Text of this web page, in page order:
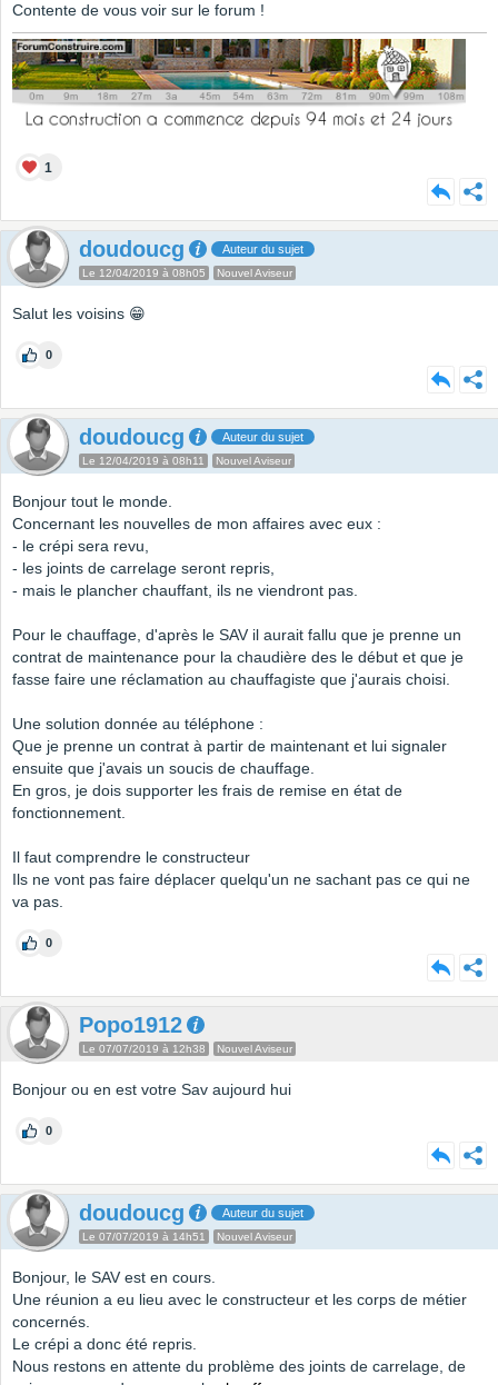
Contente de vous voir sur le forum !
1
doudoucg Auteur du sujet
Le 12/04/2019 à 08h05 Nouvel Aviseur
Salut les voisins 😁
0
doudoucg Auteur du sujet
Le 12/04/2019 à 08h11 Nouvel Aviseur
Bonjour tout le monde.
Concernant les nouvelles de mon affaires avec eux :
- le crépi sera revu,
- les joints de carrelage seront repris,
- mais le plancher chauffant, ils ne viendront pas.
Pour le chauffage, d'après le SAV il aurait fallu que je prenne un
contrat de maintenance pour la chaudière des le début et que je
fasse faire une réclamation au chauffagiste que j'aurais choisi.
Une solution donnée au téléphone :
Que je prenne un contrat à partir de maintenant et lui signaler
ensuite que j'avais un soucis de chauffage.
En gros, je dois supporter les frais de remise en état de
fonctionnement.
Il faut comprendre le constructeur
Ils ne vont pas faire déplacer quelqu'un ne sachant pas ce qui ne
va pas.
0
Popo1912
Le 07/07/2019 à 12h38 Nouvel Aviseur
Bonjour ou en est votre Sav aujourd hui
0
doudoucg Auteur du sujet
Le 07/07/2019 à 14h51 Nouvel Aviseur
Bonjour, le SAV est en cours.
Une réunion a eu lieu avec le constructeur et les corps de métier
concernés.
Le crépi a donc été repris.
Nous restons en attente du problème des joints de carrelage, de